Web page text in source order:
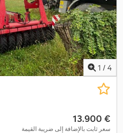
1 / 4
‏13.900 €
سعر ثابت بالإضافة إلى ضريبة القيمة